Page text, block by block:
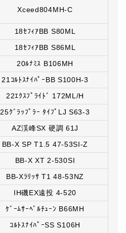
Xceed804MH-C
18ｾﾌｨｱBB S80ML
18ｾﾌｨｱBB S86ML
20ﾙﾅﾐｽ B106MH
21ｺﾙﾄｽﾅｲﾊﾟｰBB S100H-3
22ｴｸｽﾌﾟﾗｲﾄﾞ 172ML/H
25ｸﾞﾗｯﾌﾟﾗｰ ﾀｲﾌﾟLJ S63-3
AZ渓峰SX 硬調 61J
BB-X SP T1.5 47-53SI-Z
BB-X XT 2-530SI
BB-Xﾗﾘｯｻ T1 48-53NZ
IH磯EX遠投 4-520
ｹﾞｰﾑｻｰﾍﾞﾙﾁｭｰﾝ B66MH
ｺﾙﾄｽﾅｲﾊﾟｰSS S106H